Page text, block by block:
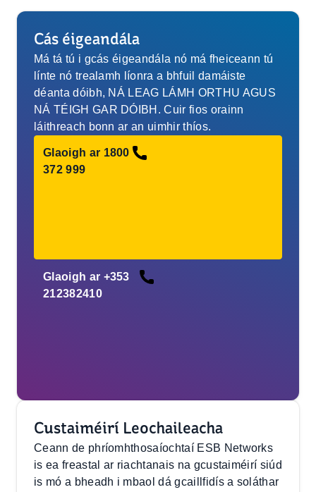
Cás éigeandála
Má tá tú i gcás éigeandála nó má fheiceann tú
línte nó trealamh líonra a bhfuil damáiste
déanta dóibh, NÁ LEAG LÁMH ORTHU AGUS
NÁ TÉIGH GAR DÓIBH. Cuir fios orainn
láithreach bonn ar an uimhir thíos.
Glaoigh ar 1800
372 999
Glaoigh ar +353
212382410
Custaiméirí Leochaileacha
Ceann de phríomhthosaíochtaí ESB Networks
is ea freastal ar riachtanais na gcustaiméirí siúd
is mó a bheadh i mbaol dá gcaillfidís a soláthar